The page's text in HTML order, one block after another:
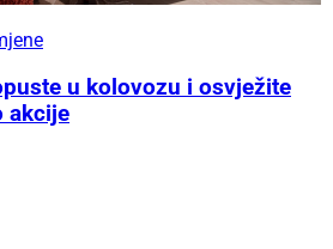
u kolovozu i osvježite
akcije